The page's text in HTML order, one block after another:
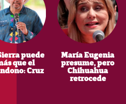
puede
que el
Cruz
María Eugenia
presume, pero
Chihuahua
retrocede